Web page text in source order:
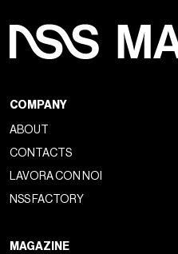
COMPANY
ABOUT
CONTACTS
LAVORA CON NOI
NSS FACTORY
MAGAZINE